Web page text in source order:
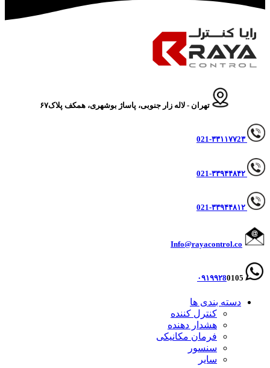
تهران - لاله زار جنوبی، پاساژ بوشهری، همکف پلاک۶۷
021-۳۳۱۱۷۷2۳
۳۳۹۴۴۸۴۲
۳۳۹۴۴۸۱۲
Info@rayacontrol.co
۰۹۱۹۹۲80105
دسته بندی ها
کنترل کننده
هشدار دهنده
فرمان مکانیکی
سنسور
سایر